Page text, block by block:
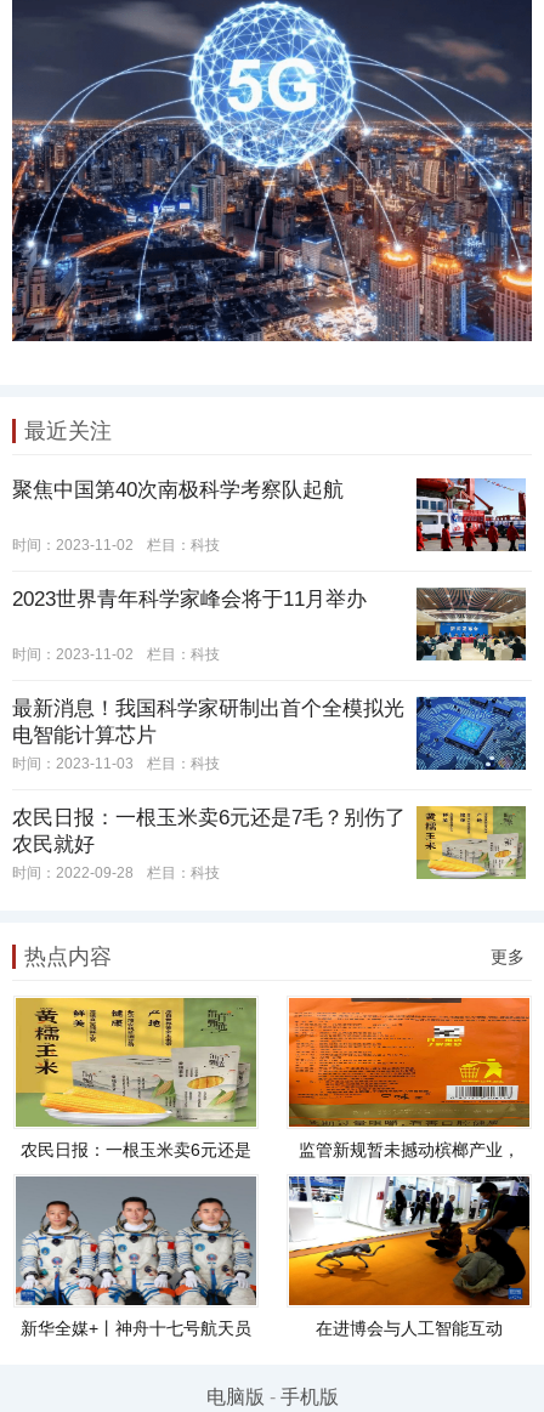
最近关注
聚焦中国第40次南极科学考察队起航
时间：2023-11-02 栏目： 科技
2023世界青年科学家峰会将于11月举办
时间：2023-11-02 栏目： 科技
最新消息！我国科学家研制出首个全模拟光
电智能计算芯片
时间：2023-11-03 栏目： 科技
农民日报：一根玉米卖6元还是7毛？别伤了
农民就好
时间：2022-09-28 栏目： 科技
热点内容 更多
农民日报：一根玉米卖6元还是
监管新规暂未撼动槟榔产业，
新华全媒+丨神舟十七号航天员
在进博会与人工智能互动
电脑版 - 手机版